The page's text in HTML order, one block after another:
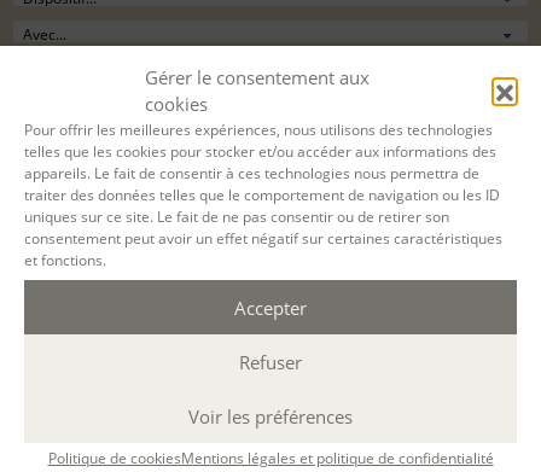
Gérer le consentement aux
cookies
Pour offrir les meilleures expériences, nous utilisons des technologies
telles que les cookies pour stocker et/ou accéder aux informations des
appareils. Le fait de consentir à ces technologies nous permettra de
traiter des données telles que le comportement de navigation ou les ID
uniques sur ce site. Le fait de ne pas consentir ou de retirer son
consentement peut avoir un effet négatif sur certaines caractéristiques
et fonctions.
Accepter
Refuser
Voir les préférences
Politique de cookiesMentions légales et politique de confidentialité
18 SEPT. 2026
27 NOV. 2026
BORDEAUX
présentiel
9h30-12h30 / 13h30-16h30
LE PARCOURS - MODULE 4 : ÉCRIRE À PARTIR DU RÉEL
18 sept 2026, 16 oct 2026, 02 nov 2026, 27 nov 2026
avecMarion Guevel